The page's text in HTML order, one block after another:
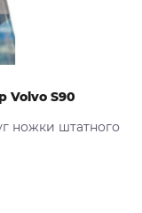
Volvo S90
ножки штатного